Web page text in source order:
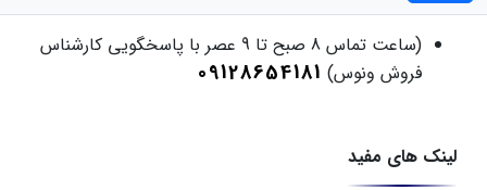
(ساعت تماس 8 صبح تا 9 عصر با پاسخگویی کارشناس
فروش ونوس) 09128654181
لینک های مفید